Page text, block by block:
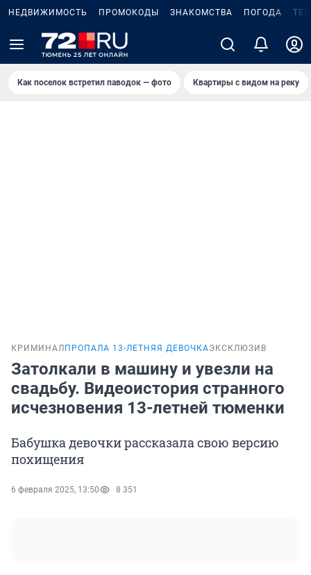
НЕДВИЖИМОСТЬ ПРОМОКОДЫ ЗНАКОМСТВА ПОГОДА
Как поселок встретил паводок — фото Квартиры с видом на реку
КРИМИНАЛ ПРОПАЛА 13-ЛЕТНЯЯ ДЕВОЧКАЭКСКЛЮЗИВ
Затолкали в машину и увезли на
свадьбу. Видеоистория странного
исчезновения 13-летней тюменки
Бабушка девочки рассказала свою версию
похищения
6 февраля 2025, 13:50 8 351